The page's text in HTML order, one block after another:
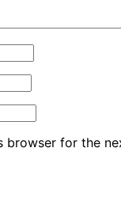
browser for the